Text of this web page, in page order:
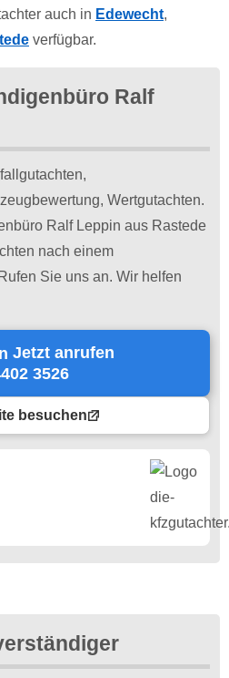
auch in Edewecht,
verfügbar.
Ralf
Wertgutachten.
Ralf Leppin aus Rastede
nach einem
Sie uns an. Wir helfen
Jetzt anrufen
3526
besuchen